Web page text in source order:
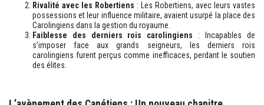
Rivalité avec les Robertiens : Les Robertiens, avec leurs vastes
possessions et leur influence militaire, avaient usurpé la place des
Carolingiens dans la gestion du royaume.
Faiblesse des derniers rois carolingiens : Incapables de
s’imposer face aux grands seigneurs, les derniers rois
carolingiens furent perçus comme inefficaces, perdant le soutien
des élites.